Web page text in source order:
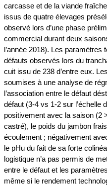
carcasse et de la viande
issus de quatre élevages
observé lors d’une phase
commercial durant deux
l’année 2018). Les paramètres
défauts observés lors du
cuit issu de 238 d’entre eux.
soumises à une analyse de
l’association entre le défaut
défaut (3-4 vs 1-2 sur l’échelle
positivement avec la saison (2
castré), le poids du jambon
écoulement ; négativement
le pHu du fait de sa forte
logistique n’a pas permis de
entre le défaut et les
même si le rendement